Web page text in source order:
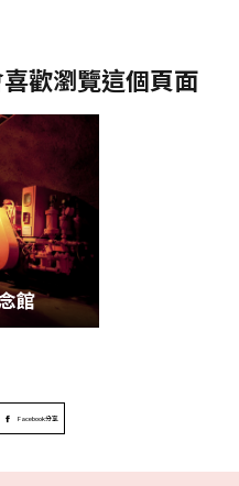
歡瀏覽這個頁面
館
Facebook分享